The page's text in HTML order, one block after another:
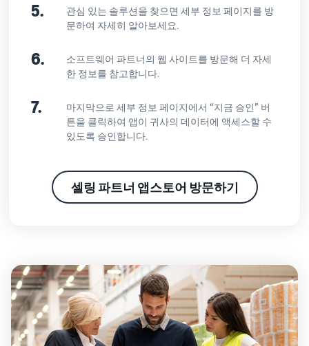
5.
관심 있는 솔루션을 찾으면 세부 정보 페이지를 방
문하여 자세히 알아보세요.
6.
소프트웨어 파트너의 웹 사이트를 방문해 더 자세
한 정보를 참고합니다.
7.
마지막으로 세부 정보 페이지에서 “지금 승인” 버
튼을 클릭하여 앱이 귀사의 데이터에 액세스할 수
있도록 승인합니다.
셀링 파트너 앱스토어 방문하기